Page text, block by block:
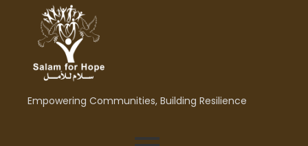
Empowering Communities, Building Resilience